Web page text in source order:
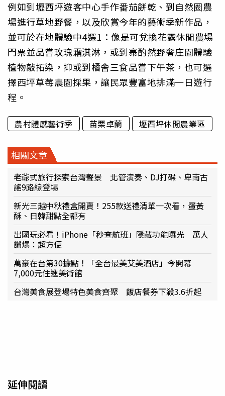
例如到壢西坪遊客中心手作番茄餅乾、到自然圈農
場進行草地野餐，以及欣賞今年的藝術季新作品，
並可於在地體驗中4選1：像是可兌換花露休閒農場
門票並品嘗玫瑰霜淇淋，或到寨酌然野奢庄園體驗
植物敲拓染，抑或到橘舍三食品嘗下午茶，也可選
擇西坪草莓農園採果，讓民眾豐富地排滿一日遊行
程。
農村體感藝術季 苗栗卓蘭 壢西坪休閒農業區
相關文章
老爺式旅行探索台灣聲景 北管演奏、DJ打碟、卑南古
謠9路線登場
新光三越中秋禮盒開賣！255款送禮清單一次看，蛋黃
酥、日韓甜點全都有
出國玩必看！iPhone「秒查航班」隱藏功能曝光 萬人
讚爆：超方便
萬豪在台第30據點！「全台最美艾美酒店」今開幕
7,000元住進美術館
台灣美食展登場特色美食齊聚 飯店餐券下殺3.6折起
延伸閱讀